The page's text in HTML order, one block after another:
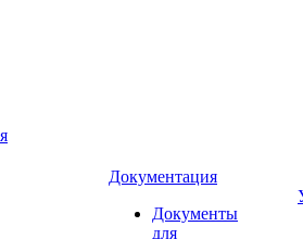
Документация
Документы
для